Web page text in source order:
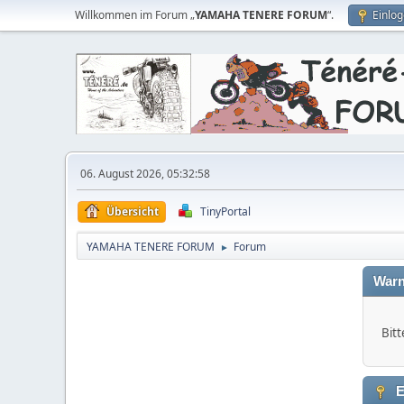
Willkommen im Forum „YAMAHA TENERE FORUM“.
06. August 2026, 05:32:58
Übersicht TinyPortal
YAMAHA TENERE FORUM ► Forum